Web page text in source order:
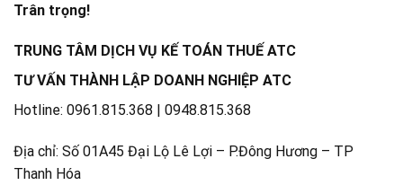
Trân trọng!
TRUNG TÂM DỊCH VỤ KẾ TOÁN THUẾ ATC
TƯ VẤN THÀNH LẬP DOANH NGHIỆP ATC
Hotline: 0961.815.368 | 0948.815.368
Địa chỉ: Số 01A45 Đại Lộ Lê Lợi – P.Đông Hương – TP
Thanh Hóa